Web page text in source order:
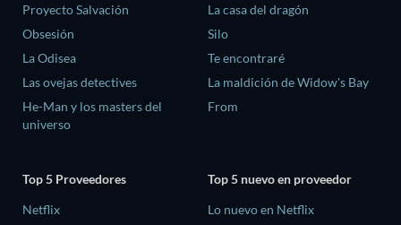
Proyecto Salvación
Obsesión
La Odisea
Las ovejas detectives
He-Man y los masters del
universo
La casa del dragón
Silo
Te encontraré
La maldición de Widow's Bay
From
Top 5 Proveedores
Netflix
Top 5 nuevo en proveedor
Lo nuevo en Netflix